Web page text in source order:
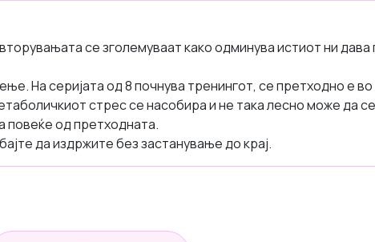
се зголемуваат како одминува истиот ни
На серијата од 8 почнува тренингот, се претходно е
стрес се насобира и не така лесно може да
повеќе од претходната.
да издржите без застанување до крај.